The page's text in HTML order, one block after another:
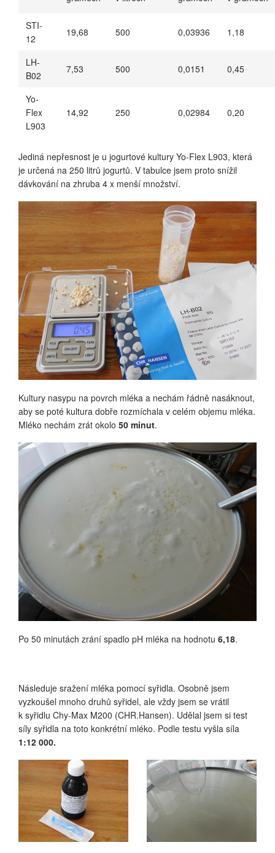
STI-
12
19,68 500 0,03936 1,18
LH-
B02
7,53 500 0,0151 0,45
Yo-
Flex
L903
14,92 250 0,02984 0,20
Jediná nepřesnost je u jogurtové kultury Yo-Flex L903, která
je určená na 250 litrů jogurtů. V tabulce jsem proto snížil
dávkování na zhruba 4 x menší množství.
Kultury nasypu na povrch mléka a nechám řádně nasáknout,
aby se poté kultura dobře rozmíchala v celém objemu mléka.
Mléko nechám zrát okolo 50 minut.
Po 50 minutách zrání spadlo pH mléka na hodnotu 6,18.
Následuje sražení mléka pomocí syřidla. Osobně jsem
vyzkoušel mnoho druhů syřidel, ale vždy jsem se vrátil
k syřidlu Chy-Max M200 (CHR.Hansen). Udělal jsem si test
síly syřidla na toto konkrétní mléko. Podle testu vyšla síla
1:12 000.